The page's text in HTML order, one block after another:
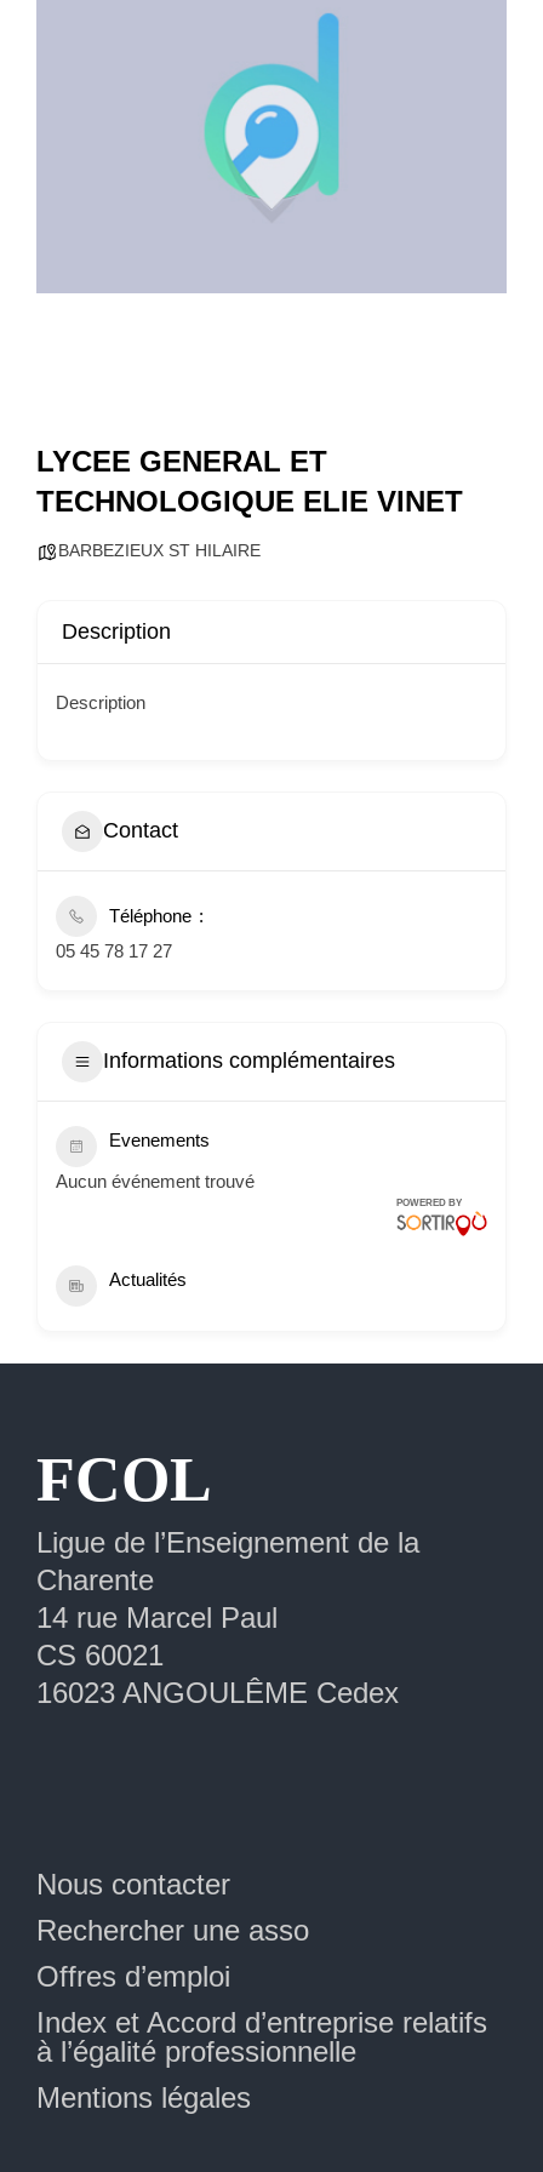
LYCEE GENERAL ET
TECHNOLOGIQUE ELIE VINET
BARBEZIEUX ST HILAIRE
Description
Description
Contact
Téléphone
05 45 78 17 27
Informations complémentaires
Evenements
Aucun événement trouvé
POWERED BY
Actualités
FCOL
Ligue de l’Enseignement de la
Charente
14 rue Marcel Paul
CS 60021
16023 ANGOULÊME Cedex
Nous contacter
Rechercher une asso
Offres d’emploi
Index et Accord d’entreprise relatifs
à l’égalité professionnelle
Mentions légales